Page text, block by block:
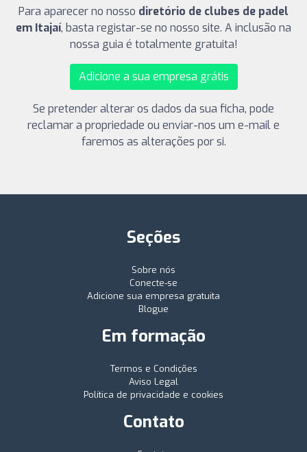
Para aparecer no nosso diretório de clubes de padel
em Itajaí, basta registar-se no nosso site. A inclusão na
nossa guia é totalmente gratuita!
Adicione a sua empresa grátis
Se pretender alterar os dados da sua ficha, pode
reclamar a propriedade ou enviar-nos um e-mail e
faremos as alterações por si.
Seções
Sobre nós
Conecte-se
Adicione sua empresa gratuita
Blogue
Em formação
Termos e Condições
Aviso Legal
Política de privacidade e cookies
Contato